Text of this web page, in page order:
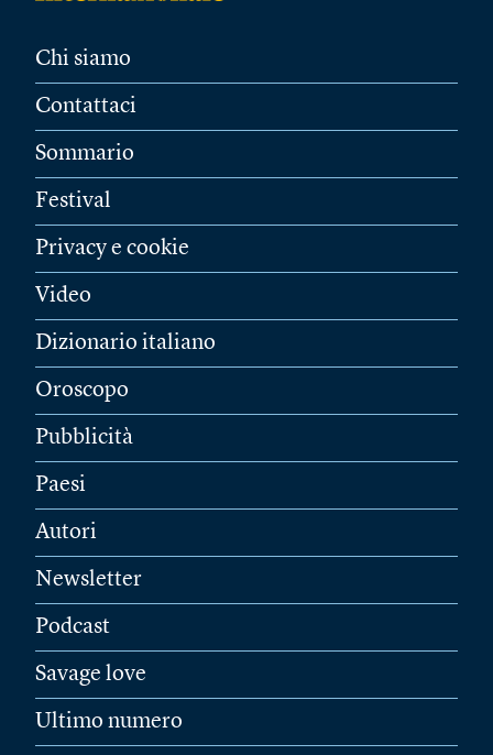
Chi siamo
Contattaci
Sommario
Festival
Privacy e cookie
Video
Dizionario italiano
Oroscopo
Pubblicità
Paesi
Autori
Newsletter
Podcast
Savage love
Ultimo numero